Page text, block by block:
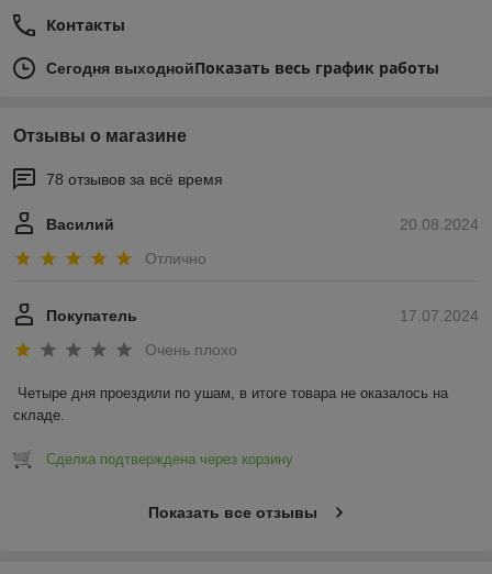
Контакты
Сегодня выходнойПоказать весь график работы
Отзывы о магазине
78 отзывов за всё время
20.08.2024
Василий
Отлично
17.07.2024
Покупатель
Очень плохо
Четыре дня проездили по ушам, в итоге товара не оказалось на
складе.
Сделка подтверждена через корзину
Показать все отзывы